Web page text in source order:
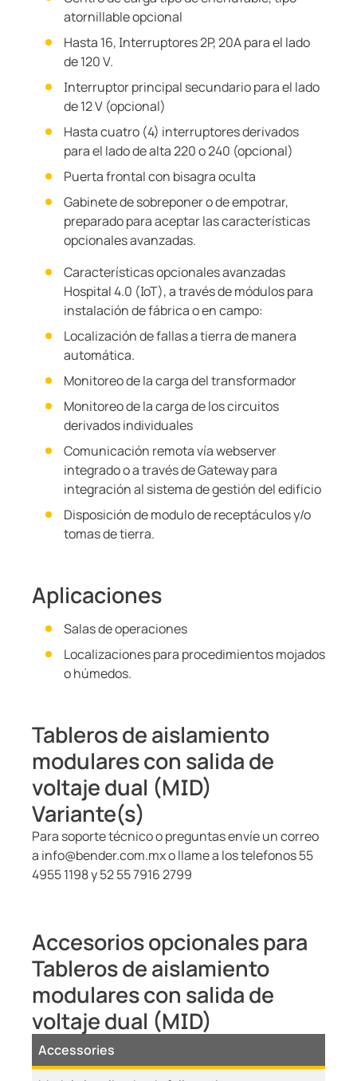
atornillable opcional
Hasta 16, Interruptores 2P, 20A para el lado
de 120 V.
Interruptor principal secundario para el lado
de 12 V (opcional)
Hasta cuatro (4) interruptores derivados
para el lado de alta 220 o 240 (opcional)
Puerta frontal con bisagra oculta
Gabinete de sobreponer o de empotrar,
preparado para aceptar las características
opcionales avanzadas.
Características opcionales avanzadas
Hospital 4.0 (IoT), a través de módulos para
instalación de fábrica o en campo:
Localización de fallas a tierra de manera
automática.
Monitoreo de la carga del transformador
Monitoreo de la carga de los circuitos
derivados individuales
Comunicación remota vía webserver
integrado o a través de Gateway para
integración al sistema de gestión del edificio
Disposición de modulo de receptáculos y/o
tomas de tierra.
Aplicaciones
Salas de operaciones
Localizaciones para procedimientos mojados
o húmedos.
Tableros de aislamiento
modulares con salida de
voltaje dual (MID)
Variante(s)
Para soporte técnico o preguntas envíe un correo
a info@bender.com.mx o llame a los telefonos 55
4955 1198 y 52 55 7916 2799
Accesorios opcionales para
Tableros de aislamiento
modulares con salida de
voltaje dual (MID)
Accessories